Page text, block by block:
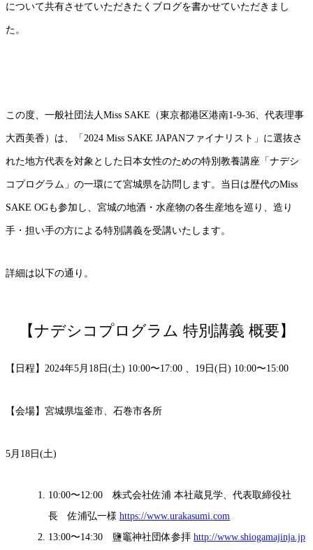
について共有させていただきたくブログを書かせていただきまし
た。
この度、一般社団法人Miss SAKE（東京都港区港南1-9-36、代表理事
大西美香）は、「2024 Miss SAKE JAPANファイナリスト」に選抜さ
れた地方代表を対象とした日本女性のための特別教養講座「ナデシ
コプログラム」の一環にて宮城県を訪問します。当日は歴代のMiss
SAKE OGも参加し、宮城の地酒・水産物の各生産地を巡り、造り
手・担い手の方による特別講義を受講いたします。
詳細は以下の通り。
【ナデシコプログラム 特別講義 概要】
【日程】2024年5月18日(土) 10:00〜17:00 、19日(日) 10:00〜15:00
【会場】宮城県塩釜市、石巻市各所
5月18日(土)
10:00〜12:00 株式会社佐浦 本社蔵見学、代表取締役社
長 佐浦弘一様 https://www.urakasumi.com
13:00〜14:30 鹽竈神社団体参拝 http://www.shiogamajinja.jp